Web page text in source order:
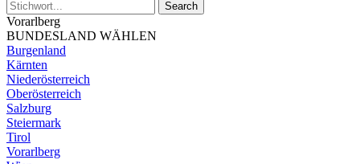
Vorarlberg
BUNDESLAND WÄHLEN
Burgenland
Kärnten
Niederösterreich
Oberösterreich
Salzburg
Steiermark
Tirol
Vorarlberg